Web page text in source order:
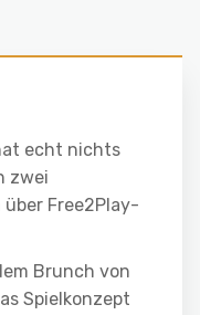
echt nichts
zwei
Free2Play-
Brunch von
Spielkonzept